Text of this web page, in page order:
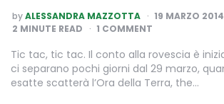
POSTED
BY
byALESSANDRA MAZZOTTA
19 MARZO 2014
2 MINUTE READ 1 COMMENT
Tic tac, tic tac. Il conto alla rovescia è
ci separano pochi giorni dal 29 marzo,
esatte scatterà l’Ora della Terra, the…